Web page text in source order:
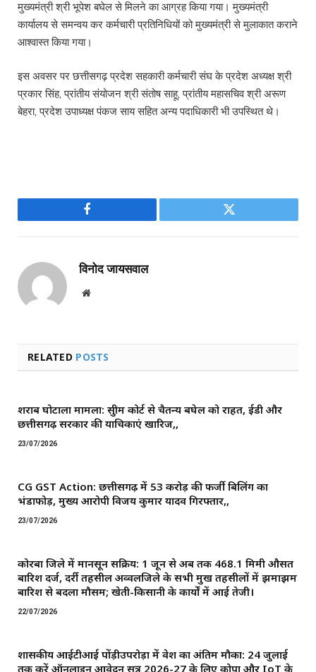
मुख्यमंत्री श्री भूपेश बघेल से मिलने का आग्रह किया गया। मुख्यमंत्री
कार्यालय से समन्वय कर कर्मचारी प्रतिनिधियों को मुख्यमंत्री से मुलाकात कराने
आश्वास्त किया गया।
इस अवसर पर छत्तीसगढ़ प्रदेश सहकारी कर्मचारी संघ के प्रदेश अध्यक्ष श्री
प्रकार सिंह, प्रांतीय संयोजन श्री संतोष साहू, प्रांतीय महासचिव श्री अरूण
बेहरा, प्रदेश उपाध्यक्ष पंकज साय सहित अन्य पदाधिकारी भी उपस्थित थे।
Facebook Twitter
विनोद जायसवाल
Website
RELATED POSTS
शराब घोटाला मामला: सुप्रीम कोर्ट से चैतन्य बघेल को राहत, ईडी और
छत्तीसगढ़ सरकार की याचिकाएं खारिज,,
23/07/2026
CG GST Action: छत्तीसगढ़ में 53 करोड़ की फर्जी बिलिंग का
भंडाफोड़, मुख्य आरोपी विजय कुमार यादव गिरफ्तार,,
23/07/2026
कोरबा जिले में मानसून सक्रिय: 1 जून से अब तक 468.1 मिमी औसत
बारिश दर्ज, दर्री तहसील अव्वलजिले के सभी प्रमुख तहसीलों में झमाझम
बारिश से बदला मौसम; खेती-किसानी के कार्यों में आई तेजी।
22/07/2026
शासकीय आईटीआई पोंड़ीउपरोड़ा में प्रवेश का अंतिम मौका: 24 जुलाई
तक करें ऑनलाइन आवेदन सत्र 2026-27 के लिए कोपा और IoT के